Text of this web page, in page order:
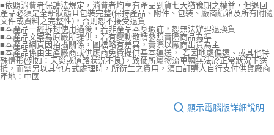
■依照消費者保護法規定，消費者均享有產品到貨七天猶豫期之權益，但退回
產品必須是全新狀態且包裝完整(保持產品、附件、包裝、廠商紙箱及所有附隨
文件或資料之完整性)，否則恕不接受退貨
■本產品一經拆封使用過後，若非產品本身瑕疵，恕無法辦理退換貨
■本產品文案為原廠所提供，若有變動敬請參照實際商品為準
■本產品網頁因拍攝關係，圖檔略有差異，實際以廠商出貨為主
■本產品係由生產廠商或供應商免費提供基本運送， 若因地處偏遠、或其他特
殊情形(例如：天災或道路狀況不良)，致使所屬物流車輛無法於正常狀況下送
抵，而需另以其他方式處理時，所衍生之費用，須由訂購人自行支付供貨廠商
產地：中國
顯示電腦版詳細說明